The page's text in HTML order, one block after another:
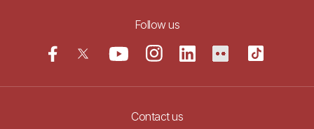
Follow us
Contact us